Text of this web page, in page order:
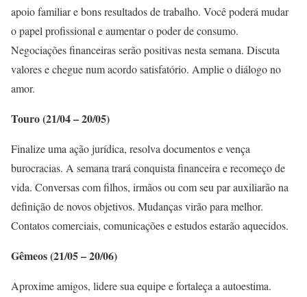
apoio familiar e bons resultados de trabalho. Você poderá mudar
o papel profissional e aumentar o poder de consumo.
Negociações financeiras serão positivas nesta semana. Discuta
valores e chegue num acordo satisfatório. Amplie o diálogo no
amor.
Touro (21/04 – 20/05)
Finalize uma ação jurídica, resolva documentos e vença
burocracias. A semana trará conquista financeira e recomeço de
vida. Conversas com filhos, irmãos ou com seu par auxiliarão na
definição de novos objetivos. Mudanças virão para melhor.
Contatos comerciais, comunicações e estudos estarão aquecidos.
Gêmeos (21/05 – 20/06)
Aproxime amigos, lidere sua equipe e fortaleça a autoestima.